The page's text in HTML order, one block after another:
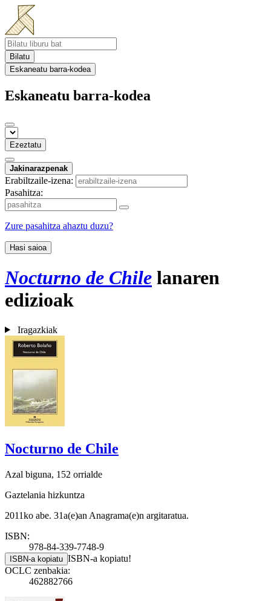
Bilatu
Eskaneatu barra-kodea
Eskaneatu barra-kodea
Ezeztatu
Jakinarazpenak
Erabiltzaile-izena:
Pasahitza:
Zure pasahitza ahaztu duzu?
Hasi saioa
Nocturno de Chile lanaren
edizioak
Iragazkiak
Nocturno de Chile
Azal biguna, 152 orrialde
Gaztelania hizkuntza
2011ko abe. 31a(e)an Anagrama(e)n argitaratua.
ISBN:
978-84-339-7748-9
ISBN-a kopiatu ISBN-a kopiatu!
OCLC zenbakia:
462882766